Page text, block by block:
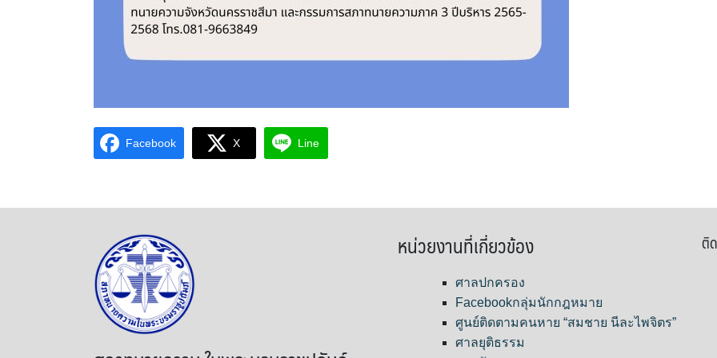
Facebook X Line
หน่วยงานที่เกี่ยวข้อง
ศาลปกครอง
Facebookกลุ่มนักกฎหมาย
ศูนย์ติดตามคนหาย “สมชาย นีละไพจิตร”
ศาลยุติธรรม
ติ